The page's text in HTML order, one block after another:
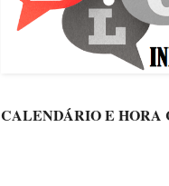
CALENDÁRIO E HORA